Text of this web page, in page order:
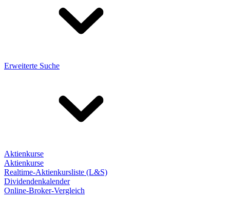
Erweiterte Suche
Aktienkurse
Aktienkurse
Realtime-Aktienkursliste (L&S)
Dividendenkalender
Online-Broker-Vergleich